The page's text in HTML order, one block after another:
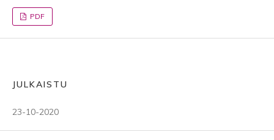
PDF
JULKAISTU
23-10-2020